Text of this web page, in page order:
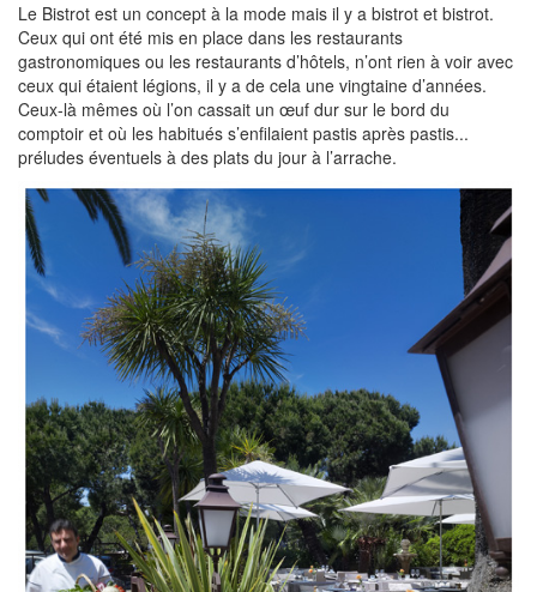
Le Bistrot est un concept à la mode mais il y a bistrot et bistrot.
Ceux qui ont été mis en place dans les restaurants
gastronomiques ou les restaurants d’hôtels, n’ont rien à voir avec
ceux qui étaient légions, il y a de cela une vingtaine d’années.
Ceux-là mêmes où l’on cassait un œuf dur sur le bord du
comptoir et où les habitués s’enfilaient pastis après pastis...
préludes éventuels à des plats du jour à l’arrache.